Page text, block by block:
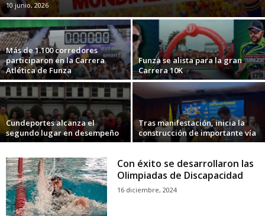
10 junio, 2026
Más de 1.100 corredores
participaron en la Carrera
Atlética de Funza
Funza se alista para la gran
Carrera 10K
Cundeportes alcanza el
segundo lugar en desempeño
Tras manifestación, inicia la
construcción de importante vía
Con éxito se desarrollaron las
Olimpiadas de Discapacidad
16 diciembre, 2024